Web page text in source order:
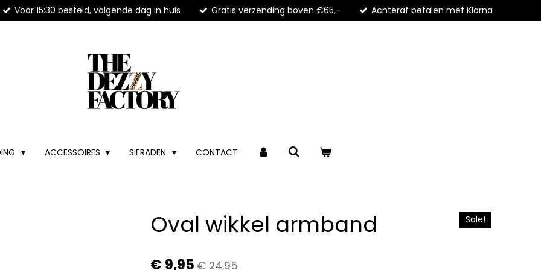
Voor 15:30 besteld, volgende dag in huis Gratis verzending boven €65,- Achteraf betalen met Klarna
ACCESSOIRES SIERADEN CONTACT
Oval wikkel armband Sale!
€ 9,95 € 24,95